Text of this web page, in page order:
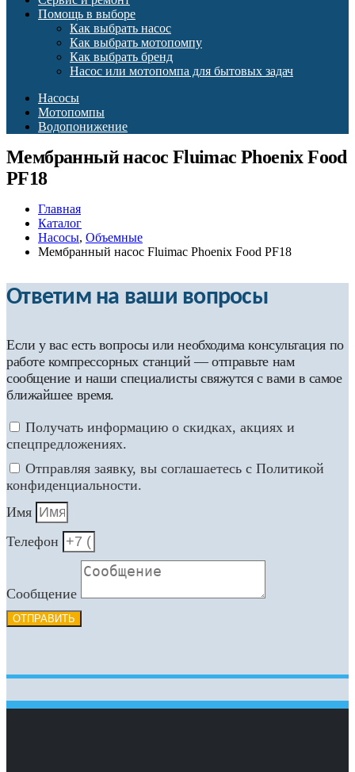
Помощь в выборе
Как выбрать насос
Как выбрать мотопомпу
Как выбрать бренд
Насос или мотопомпа для бытовых задач
Насосы
Мотопомпы
Водопонижение
Мембранный насос Fluimac Phoenix Food
PF18
Главная
Каталог
Насосы, Объемные
Мембранный насос Fluimac Phoenix Food PF18
Ответим на ваши вопросы
Если у вас есть вопросы или необходима консультация по
работе компрессорных станций — отправьте нам
сообщение и наши специалисты свяжутся с вами в самое
ближайшее время.
Получать информацию о скидках, акциях и
спецпредложениях.
Отправляя заявку, вы соглашаетесь с Политикой
конфиденциальности.
Имя
Телефон
Сообщение
ОТПРАВИТЬ